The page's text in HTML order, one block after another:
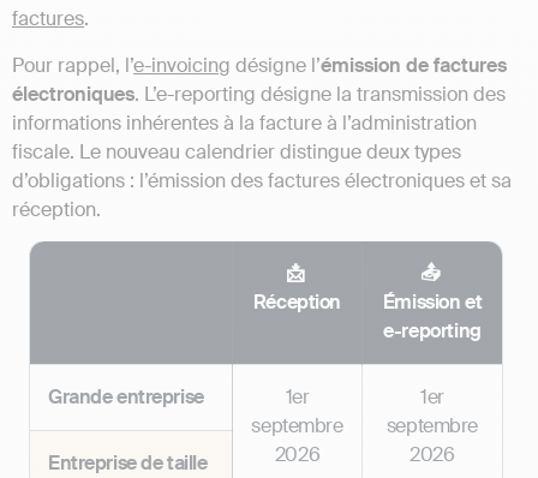
factures.
Pour rappel, l’e-invoicing désigne l’émission de factures
électroniques. L’e-reporting désigne la transmission des
informations inhérentes à la facture à l’administration
fiscale. Le nouveau calendrier distingue deux types
d’obligations : l’émission des factures électroniques et sa
réception.
📩
Réception
📤
Émission et
e-reporting
Grande entreprise
1er
septembre
2026
1er
septembre
2026
Entreprise de taille